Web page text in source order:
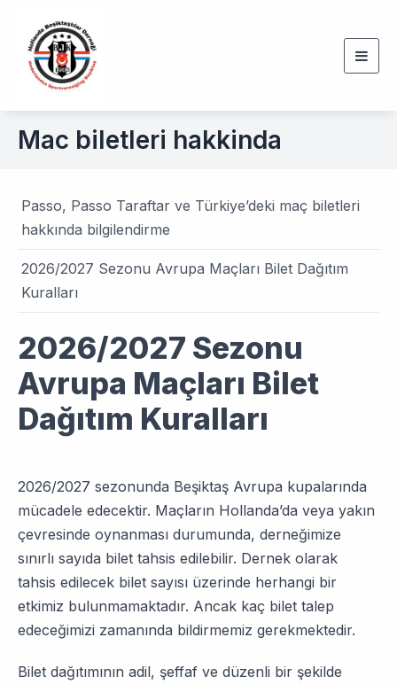
Mac biletleri hakkinda
Passo, Passo Taraftar ve Türkiye’deki maç biletleri
hakkında bilgilendirme
2026/2027 Sezonu Avrupa Maçları Bilet Dağıtım
Kuralları
2026/2027 Sezonu
Avrupa Maçları Bilet
Dağıtım Kuralları
2026/2027 sezonunda Beşiktaş Avrupa kupalarında
mücadele edecektir. Maçların Hollanda’da veya yakın
çevresinde oynanması durumunda, derneğimize
sınırlı sayıda bilet tahsis edilebilir. Dernek olarak
tahsis edilecek bilet sayısı üzerinde herhangi bir
etkimiz bulunmamaktadır. Ancak kaç bilet talep
edeceğimizi zamanında bildirmemiz gerekmektedir.
Bilet dağıtımının adil, şeffaf ve düzenli bir şekilde